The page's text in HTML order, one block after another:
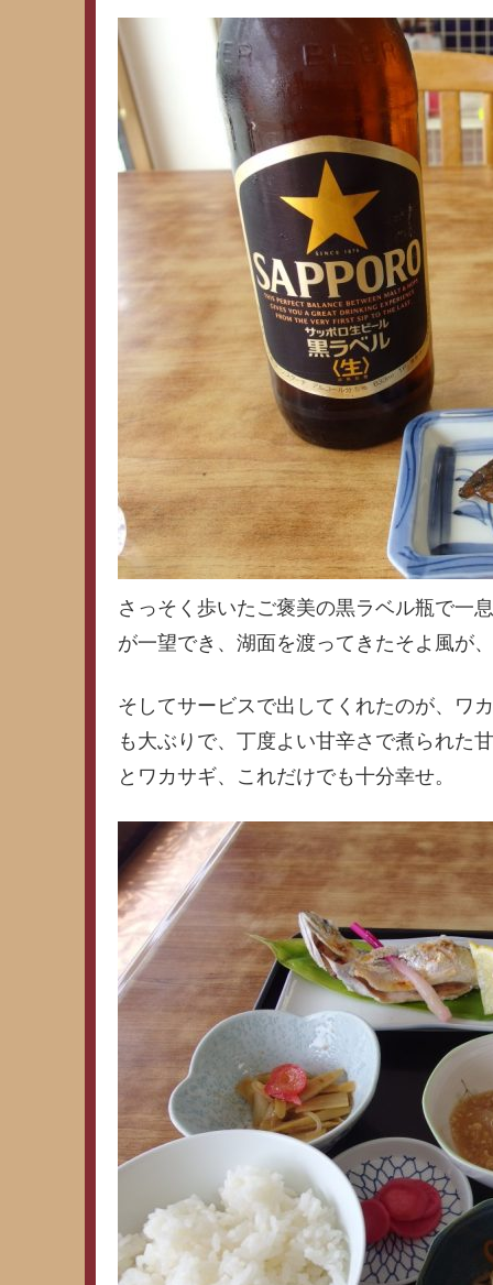
さっそく歩いたご褒美の黒ラベル瓶で一
が一望でき、湖面を渡ってきたそよ風が
そしてサービスで出してくれたのが、ワ
も大ぶりで、丁度よい甘辛さで煮られた
とワカサギ、これだけでも十分幸せ。